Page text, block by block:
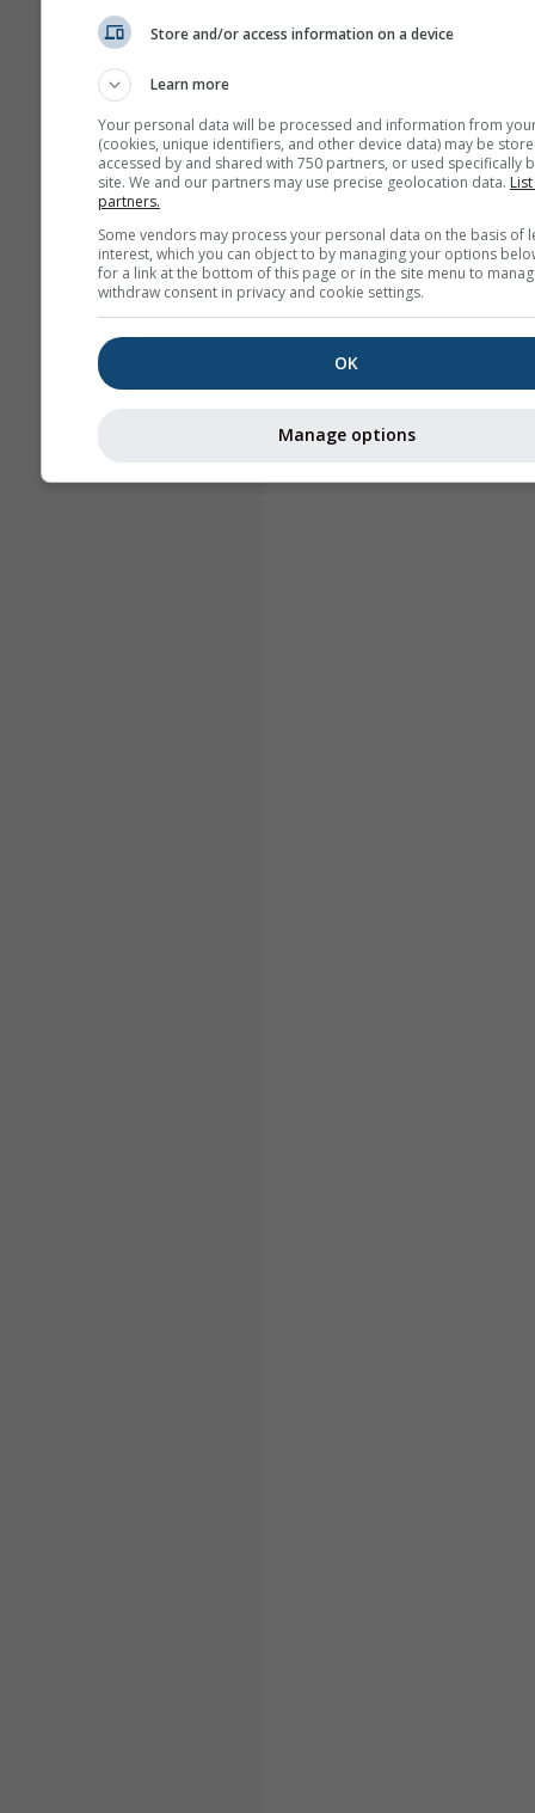
Store and/or access information on a device
Learn more
Your personal data will be processed and information from
(cookies, unique identifiers, and other device data) may be
accessed by and shared with 750 partners, or used specifically
site. We and our partners may use precise geolocation data.
partners.
Some vendors may process your personal data on the basis of
interest, which you can object to by managing your options
for a link at the bottom of this page or in the site menu to
withdraw consent in privacy and cookie settings.
OK
Manage options